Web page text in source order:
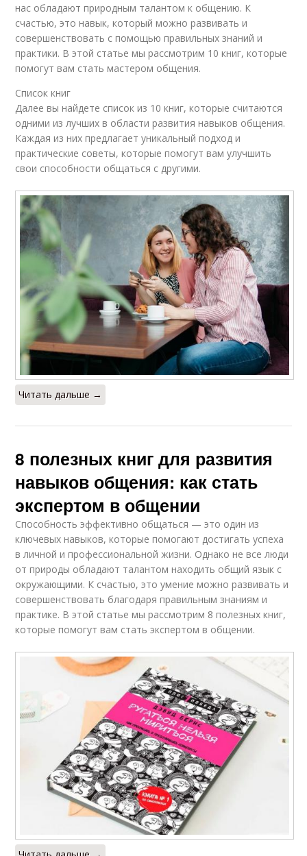
нас обладают природным талантом к общению. К
счастью, это навык, который можно развивать и
совершенствовать с помощью правильных знаний и
практики. В этой статье мы рассмотрим 10 книг, которые
помогут вам стать мастером общения.
Список книг
Далее вы найдете список из 10 книг, которые считаются
одними из лучших в области развития навыков общения.
Каждая из них предлагает уникальный подход и
практические советы, которые помогут вам улучшить
свои способности общаться с другими.
Читать дальше →
8 полезных книг для развития
навыков общения: как стать
экспертом в общении
Способность эффективно общаться — это один из
ключевых навыков, которые помогают достигать успеха
в личной и профессиональной жизни. Однако не все люди
от природы обладают талантом находить общий язык с
окружающими. К счастью, это умение можно развивать и
совершенствовать благодаря правильным знаниям и
практике. В этой статье мы рассмотрим 8 полезных книг,
которые помогут вам стать экспертом в общении.